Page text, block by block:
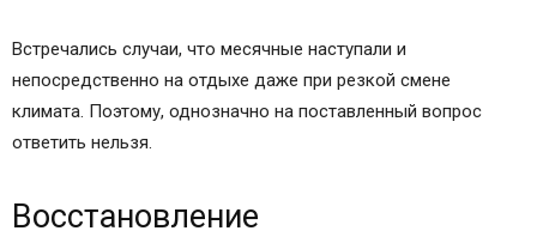
Встречались случаи, что месячные наступали и
непосредственно на отдыхе даже при резкой смене
климата. Поэтому, однозначно на поставленный вопрос
ответить нельзя.
Восстановление